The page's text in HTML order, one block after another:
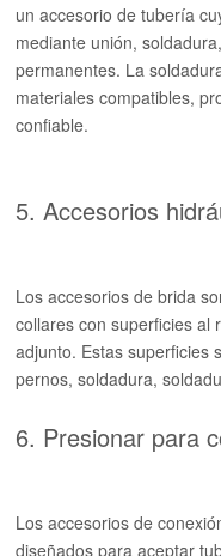
un accesorio de tubería
mediante unión,
permanentes. La
materiales compatibles,
confiable.
5. Accesorios
Los accesorios de brida
collares con superficies al
adjunto. Estas superficies
pernos, soldadura,
6. Presionar para
Los accesorios de
diseñados para aceptar